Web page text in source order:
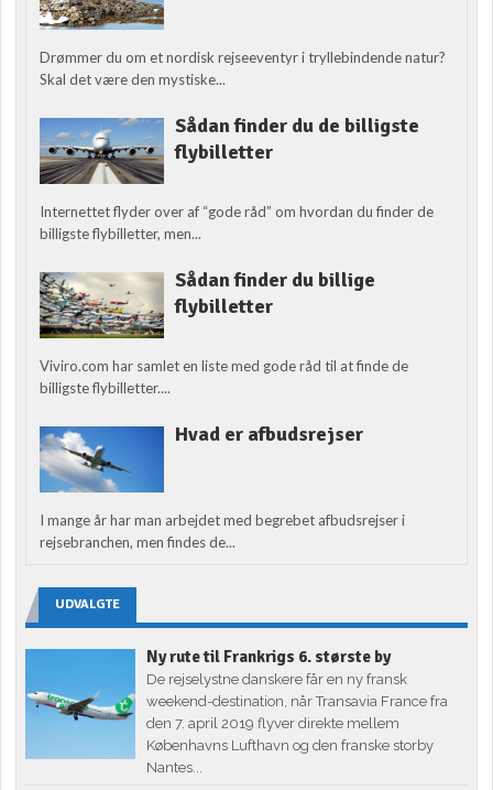
Drømmer du om et nordisk rejseeventyr i tryllebindende natur?
Skal det være den mystiske...
Sådan finder du de billigste
flybilletter
Internettet flyder over af “gode råd” om hvordan du finder de
billigste flybilletter, men...
Sådan finder du billige
flybilletter
Viviro.com har samlet en liste med gode råd til at finde de
billigste flybilletter....
Hvad er afbudsrejser
I mange år har man arbejdet med begrebet afbudsrejser i
rejsebranchen, men findes de...
UDVALGTE
Ny rute til Frankrigs 6. største by
De rejselystne danskere får en ny fransk
weekend-destination, når Transavia France fra
den 7. april 2019 flyver direkte mellem
Københavns Lufthavn og den franske storby
Nantes...